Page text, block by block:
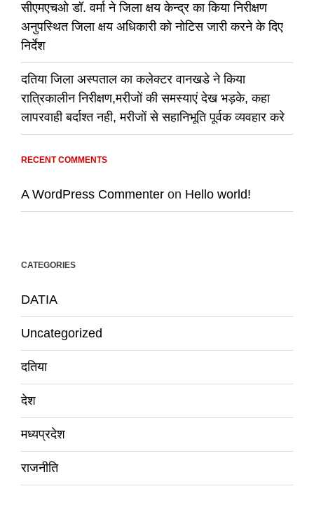
सीएमएचओ डॉ. वर्मा ने जिला क्षय केन्द्र का किया निरीक्षण
अनुपस्थित जिला क्षय अधिकारी को नोटिस जारी करने के दिए
निर्देश
दतिया जिला अस्पताल का कलेक्टर वानखडे ने किया
रात्रिकालीन निरीक्षण,मरीजों की समस्याएं देख भड़के, कहा
लापरवाही बर्दाश्त नही, मरीजों से सहानिभूति पूर्वक व्यवहार करे
RECENT COMMENTS
A WordPress Commenter on Hello world!
CATEGORIES
DATIA
Uncategorized
दतिया
देश
मध्यप्रदेश
राजनीति